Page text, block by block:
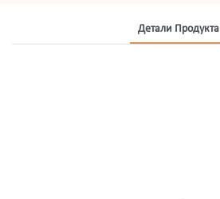
Детали Продукта